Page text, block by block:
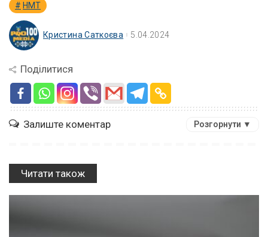
НМТ
Кристина Саткоєва 5.04.2024
Поділитися
Залиште коментар Розгорнути ▼
Читати також